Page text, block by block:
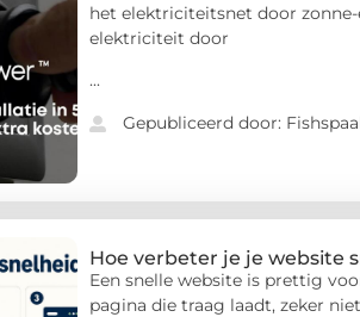
het elektriciteitsnet door
elektriciteit door
...
Gepubliceerd door:
Hoe verbeter je je website
Een snelle website is prettig
pagina die traag laadt, zeker